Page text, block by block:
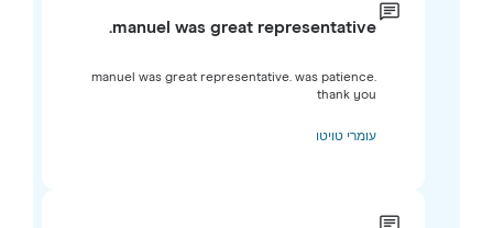
manuel was great representative.
manuel was great representative. was patience.
thank you
עומרי טויטו